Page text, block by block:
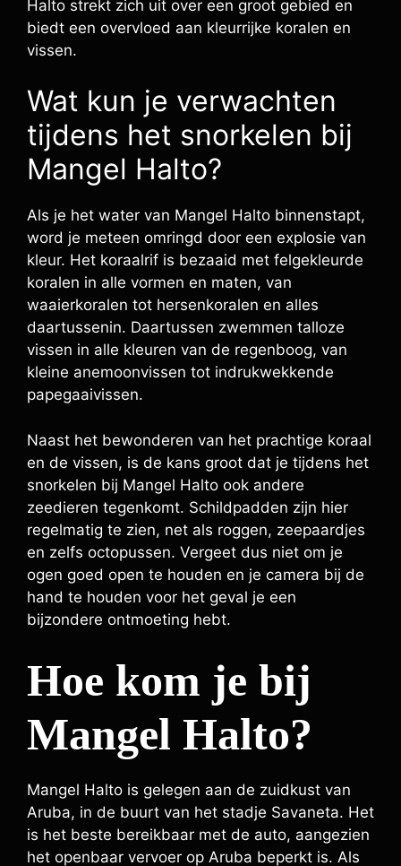
Halto strekt zich uit over een groot gebied en
biedt een overvloed aan kleurrijke koralen en
vissen.
Wat kun je verwachten
tijdens het snorkelen bij
Mangel Halto?
Als je het water van Mangel Halto binnenstapt,
word je meteen omringd door een explosie van
kleur. Het koraalrif is bezaaid met felgekleurde
koralen in alle vormen en maten, van
waaierkoralen tot hersenkoralen en alles
daartussenin. Daartussen zwemmen talloze
vissen in alle kleuren van de regenboog, van
kleine anemoonvissen tot indrukwekkende
papegaaivissen.
Naast het bewonderen van het prachtige koraal
en de vissen, is de kans groot dat je tijdens het
snorkelen bij Mangel Halto ook andere
zeedieren tegenkomt. Schildpadden zijn hier
regelmatig te zien, net als roggen, zeepaardjes
en zelfs octopussen. Vergeet dus niet om je
ogen goed open te houden en je camera bij de
hand te houden voor het geval je een
bijzondere ontmoeting hebt.
Hoe kom je bij
Mangel Halto?
Mangel Halto is gelegen aan de zuidkust van
Aruba, in de buurt van het stadje Savaneta. Het
is het beste bereikbaar met de auto, aangezien
het openbaar vervoer op Aruba beperkt is. Als